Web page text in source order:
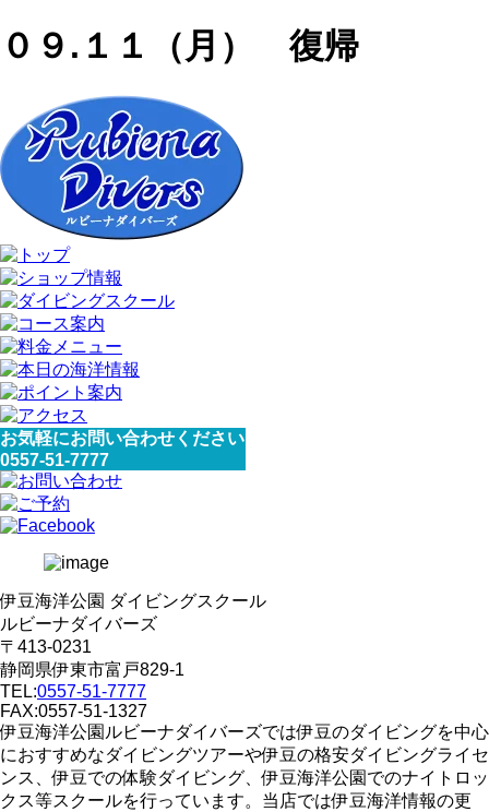
０９.１１（月） 復帰
お気軽にお問い合わせください
0557-51-7777
伊豆海洋公園 ダイビングスクール
ルビーナダイバーズ
〒413-0231
静岡県伊東市富戸829-1
TEL:0557-51-7777
FAX:0557-51-1327
伊豆海洋公園ルビーナダイバーズでは伊豆のダイビングを中心
におすすめなダイビングツアーや伊豆の格安ダイビングライセ
ンス、伊豆での体験ダイビング、伊豆海洋公園でのナイトロッ
クス等スクールを行っています。当店では伊豆海洋情報の更